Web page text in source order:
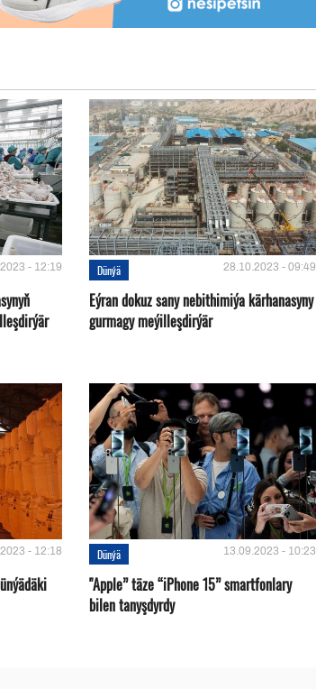
- 12:19 Dünýä 28.10.2023 - 09:49
Eýran dokuz sany nebithimiýa kärhanasyny
gurmagy meýilleşdirýär
- 12:18 Dünýä 13.09.2023 - 10:23
"Apple” täze “iPhone 15” smartfonlary
bilen tanyşdyrdy